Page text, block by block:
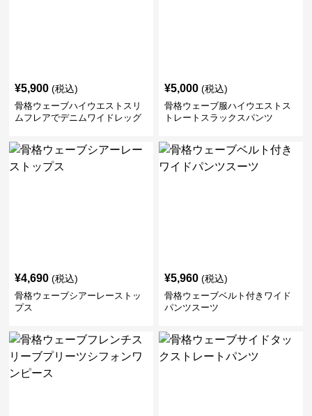
¥5,900 (税込)
骨格ウェーブハイウエストスリ
ムフレアでデニムワイドレッグ
¥5,000 (税込)
骨格ウェーブ服ハイウエストス
トレートスラックスパンツ
¥4,690 (税込)
骨格ウェーブシアーレーストッ
プス
¥5,960 (税込)
骨格ウェーブベルト付きワイド
パンツスーツ